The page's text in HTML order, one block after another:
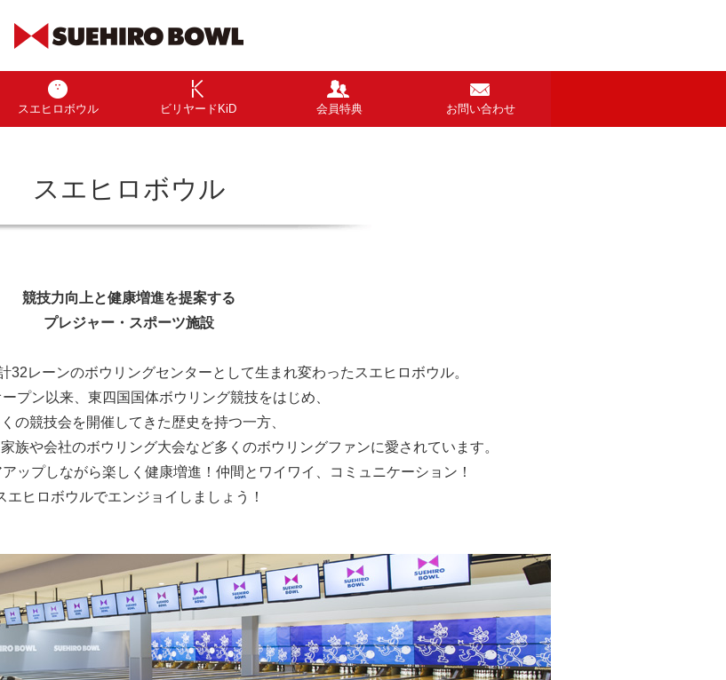
スエヒロボウル ビリヤードKiD 会員特典 お問い合わせ
スエヒロボウル
競技力向上と健康増進を提案する
プレジャー・スポーツ施設
32レーンのボウリングセンターとして生まれ変わったスエヒロボウル。
プン以来、東四国国体ボウリング競技をはじめ、
の競技会を開催してきた歴史を持つ一方、
族や会社のボウリング大会など多くのボウリングファンに愛されています。
ップしながら楽しく健康増進！仲間とワイワイ、コミュニケーション！
エヒロボウルでエンジョイしましょう！